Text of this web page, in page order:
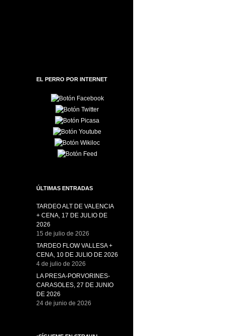
EL PERRO POR INTERNET
ÚLTIMAS ENTRADAS
TARDEO ALT DE VALENCIA
+ CENA, 17 DE JULIO DE
2026
15 de julio de 2026
TARDEO FLOW VALLESA +
CENA, 10 DE JULIO DE 2026
4 de julio de 2026
LA PRESA-PORVORINES-
CARASOLES, 27 DE JUNIO
DE 2026
24 de junio de 2026